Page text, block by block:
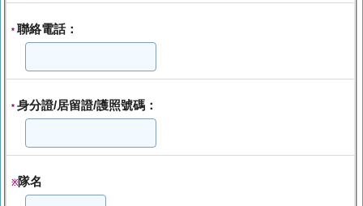
* 聯絡電話：
* 身分證/居留證/護照號碼：
※隊名